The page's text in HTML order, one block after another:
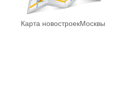
Карта новостроекМосквы